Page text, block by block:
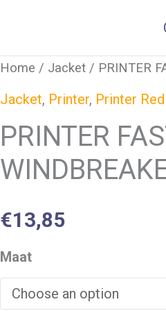
Home / Jacket / PRINTER
Jacket, Printer, Printer
PRINTER
€13,85
Maat